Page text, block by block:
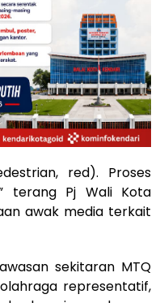
red). Proses
terang Pj Wali Kota
awak media terkait
sekitaran MTQ
representatif,